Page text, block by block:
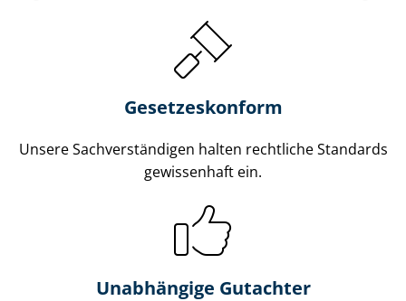
Gesetzes­konform
Unsere Sach­ver­stän­di­gen halten rechtliche Standards
gewissenhaft ein.
Unabhängige Gutachter